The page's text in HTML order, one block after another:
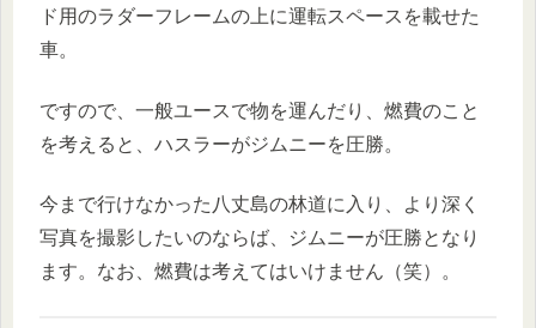
ド用のラダーフレームの上に運転スペースを載せた
車。
ですので、一般ユースで物を運んだり、燃費のこと
を考えると、ハスラーがジムニーを圧勝。
今まで行けなかった八丈島の林道に入り、より深く
写真を撮影したいのならば、ジムニーが圧勝となり
ます。なお、燃費は考えてはいけません（笑）。